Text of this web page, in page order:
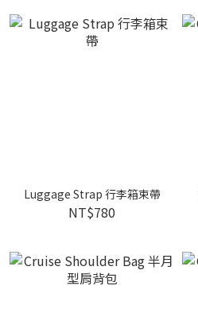
Luggage Strap 行李箱束帶
NT$780